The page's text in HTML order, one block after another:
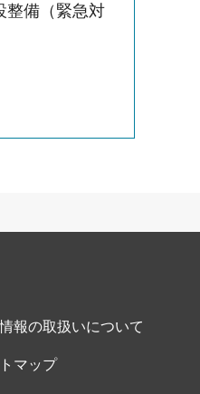
整備（緊急対
報の取扱いについて
マップ